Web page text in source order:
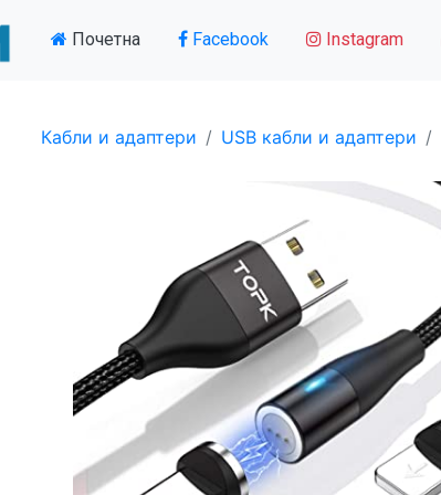
Почетна Facebook Instagram
Кабли и адаптери USB кабли и адаптери